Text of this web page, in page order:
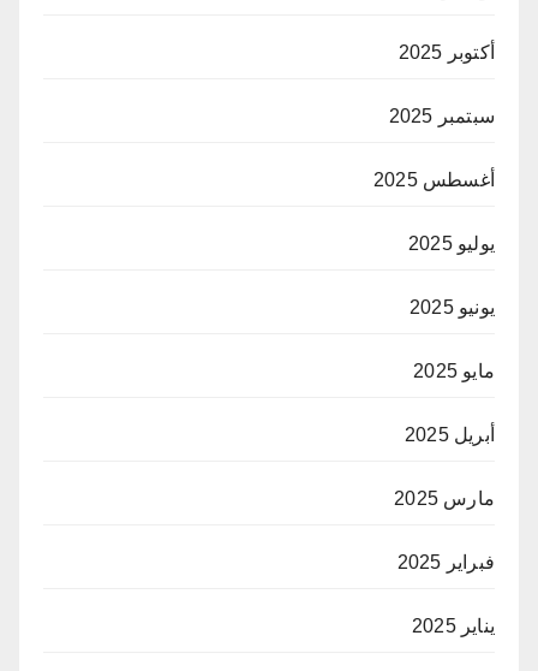
أكتوبر 2025
سبتمبر 2025
أغسطس 2025
يوليو 2025
يونيو 2025
مايو 2025
أبريل 2025
مارس 2025
فبراير 2025
يناير 2025